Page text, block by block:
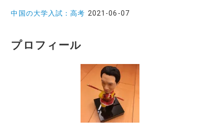
中国の大学入試：高考 2021-06-07
プロフィール